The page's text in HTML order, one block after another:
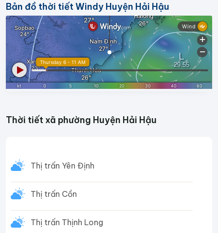
Bản đồ thời tiết Windy Huyện Hải Hậu
Thời tiết xã phường Huyện Hải Hậu
Thị trấn Yên Định
Thị trấn Cồn
Thị trấn Thịnh Long